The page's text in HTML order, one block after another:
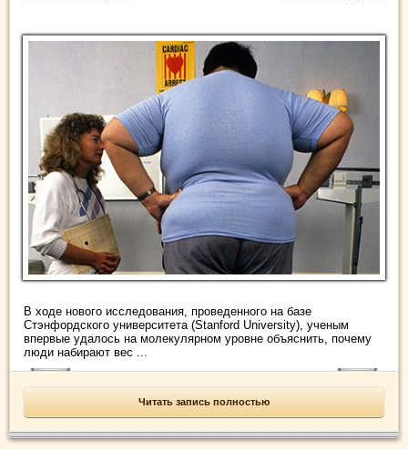
В ходе нового исследования, проведенного на базе
Стэнфордского университета (Stanford University), ученым
впервые удалось на молекулярном уровне объяснить, почему
люди набирают вес ...
Читать запись полностью